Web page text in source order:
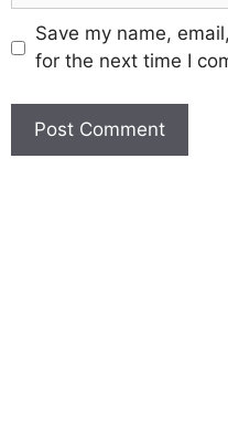
Save my name,
for the next time I